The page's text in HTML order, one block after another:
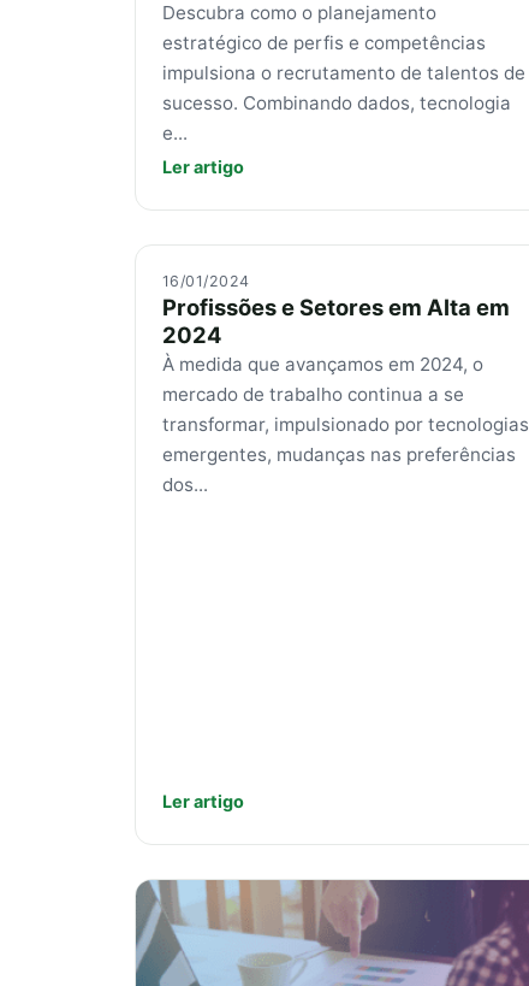
Descubra como o planejamento
estratégico de perfis e competências
impulsiona o recrutamento de talentos de
sucesso. Combinando dados, tecnologia
e...
Ler artigo
16/01/2024
Profissões e Setores em Alta em
2024
À medida que avançamos em 2024, o
mercado de trabalho continua a se
transformar, impulsionado por tecnologias
emergentes, mudanças nas preferências
dos...
Ler artigo